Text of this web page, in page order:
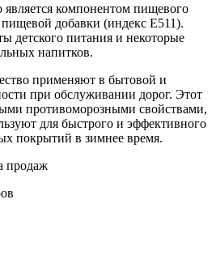
компонентом пищевого
пищевой добавки (индекс Е511).
детского питания и некоторые
напитков.
применяют в бытовой и
при обслуживании дорог. Этот
противоморозными свойствами,
для быстрого и эффективного
покрытий в зимнее время.
продаж